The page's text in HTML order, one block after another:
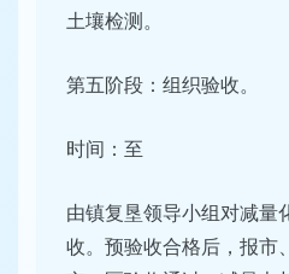
土壤检测。
第五阶段：组织验收。
时间：至
由镇复垦领导小组对减量
收。预验收合格后，报市